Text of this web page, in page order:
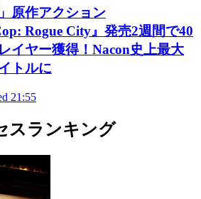
原作アクション
Rogue City』発売2週間で40
イヤー獲得！Nacon史上最大
トルに
21:55
スランキング